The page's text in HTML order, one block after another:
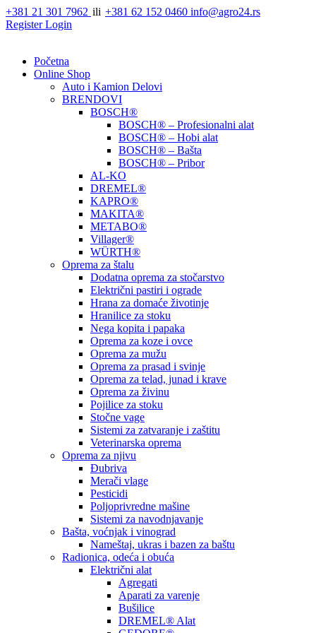
Skip
to
+381 21 301 7962 ili +381 62 152 0460 info@agro24.rs
RegisterLogin
Početna
Online Shop
Auto i Kamion Delovi
BRENDOVI
BOSCH®
BOSCH® – Profesionalni alat
BOSCH® – Hobi alat
BOSCH® – Bašta
BOSCH® – Pribor
AL-KO
DREMEL®
KAPRO®
MAKITA®
METABO®
Villager®
WÜRTH®
Oprema za štalu
Dodatna oprema za stočarstvo
Električni pastiri i ograde
Hrana za domaće životinje
Hranilice za stoku
Nega kopita i papaka
Oprema za koze i ovce
Oprema za mužu
Oprema za prasad i svinje
Oprema za telad, junad i krave
Oprema za živinu
Pojilice za stoku
Stočne vage
Sistemi za zatvaranje i zaštitu
Veterinarska oprema
Oprema za njivu
Đubriva
Merači vlage
Pesticidi
Poljoprivredne mašine
Sistemi za navodnjavanje
Bašta, voćnjak i vinograd
Nameštaj, ukras i bazen za baštu
Radionica, odeća i obuća
Električni alat
Agregati
Aparati za varenje
Bušilice
DREMEL® Alat